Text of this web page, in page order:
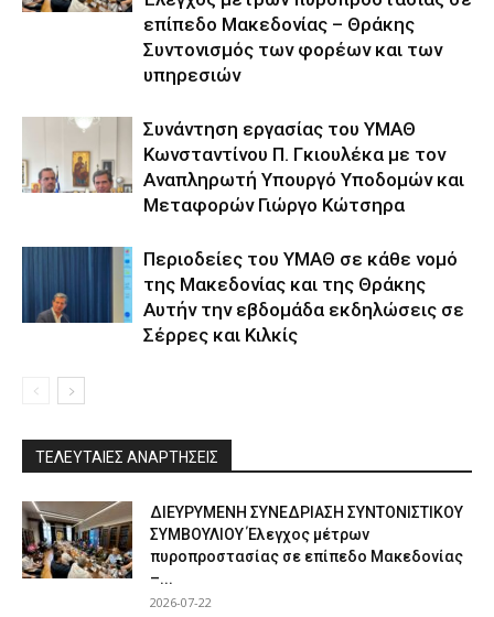
επίπεδο Μακεδονίας – Θράκης
Συντονισμός των φορέων και των
υπηρεσιών
Συνάντηση εργασίας του ΥΜΑΘ
Κωνσταντίνου Π. Γκιουλέκα με τον
Αναπληρωτή Υπουργό Υποδομών και
Μεταφορών Γιώργο Κώτσηρα
Περιοδείες του ΥΜΑΘ σε κάθε νομό
της Μακεδονίας και της Θράκης
Αυτήν την εβδομάδα εκδηλώσεις σε
Σέρρες και Κιλκίς
ΤΕΛΕΥΤΑΙΕΣ ΑΝΑΡΤΗΣΕΙΣ
ΔΙΕΥΡΥΜΕΝΗ ΣΥΝΕΔΡΙΑΣΗ ΣΥΝΤΟΝΙΣΤΙΚΟΥ
ΣΥΜΒΟΥΛΙΟΥ Έλεγχος μέτρων
πυροπροστασίας σε επίπεδο Μακεδονίας
–...
2026-07-22